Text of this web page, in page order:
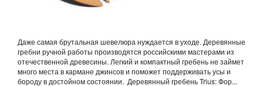
Даже самая брутальная шевелюра нуждается в уходе. Деревянные
гребни ручной работы производятся российскими мастерами из
отечественной древесины. Легкий и компактный гребень не займет
много места в кармане джинсов и поможет поддерживать усы и
бороду в достойном состоянии. Деревянный гребень Trius: Фор...